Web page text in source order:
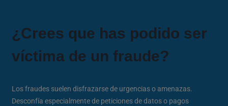
¿Crees que has podido ser
víctima de un fraude?
Los fraudes suelen disfrazarse de urgencias o amenazas.
Desconfía especialmente de peticiones de datos o pagos